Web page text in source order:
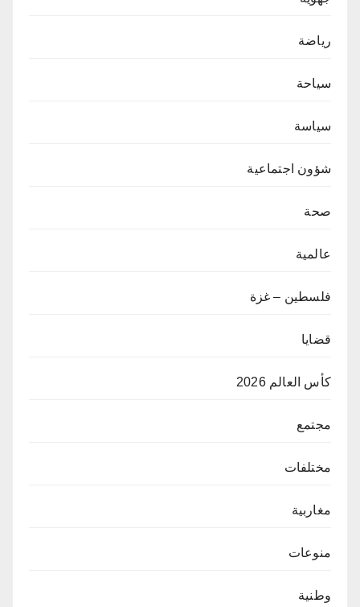
رياضة
سياحة
سياسة
شؤون اجتماعية
صحة
عالمية
فلسطين – غزة
قضايا
كأس العالم 2026
مجتمع
مختلفات
مغاربية
منوعات
وطنية